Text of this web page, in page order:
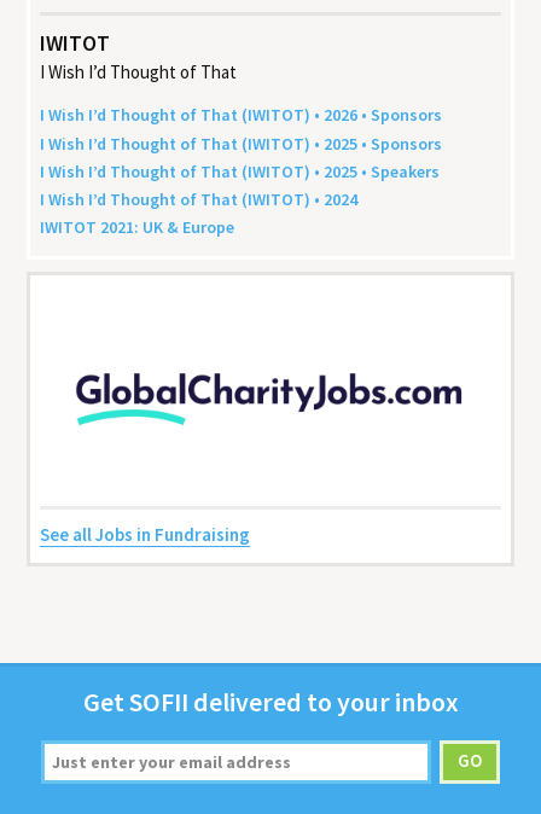
IWITOT
I Wish I’d Thought of That
I Wish I’d Thought of That (IWITOT) • 2026 • Sponsors
I Wish I’d Thought of That (IWITOT) • 2025 • Sponsors
I Wish I’d Thought of That (IWITOT) • 2025 • Speakers
I Wish I’d Thought of That (IWITOT) • 2024
IWITOT 2021: UK & Europe
See all Jobs in Fundraising
GetSOFII deliv­ered to your inbox